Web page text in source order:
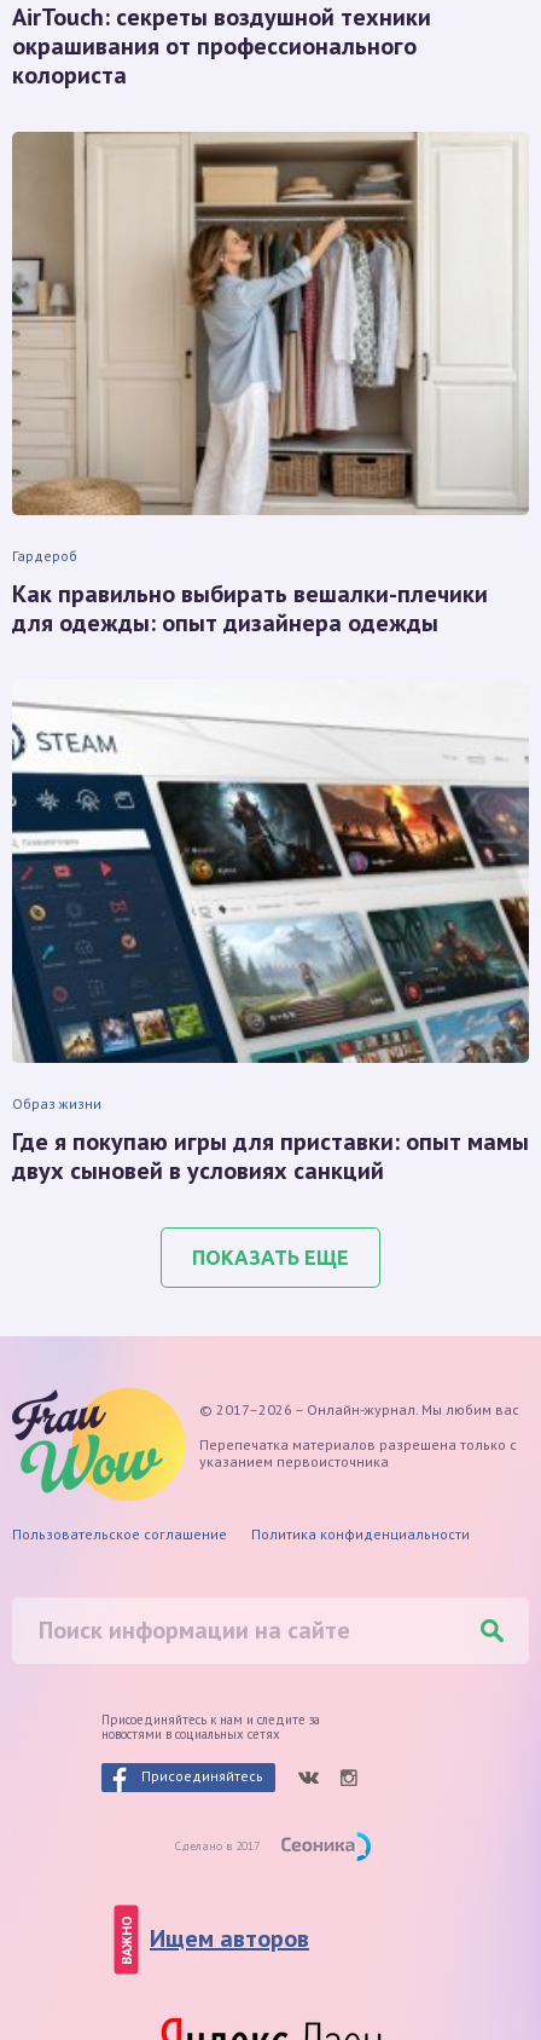
AirTouch: секреты воздушной техники
окрашивания от профессионального
колориста
Гардероб
Как правильно выбирать вешалки-плечики
для одежды: опыт дизайнера одежды
Образ жизни
Где я покупаю игры для приставки: опыт мамы
двух сыновей в условиях санкций
ПОКАЗАТЬ ЕЩЕ
© 2017–2026 – Онлайн-журнал. Мы любим вас
Перепечатка материалов разрешена только с
указанием первоисточника
Пользовательское соглашение Политика конфиденциальности
Присоединяйтесь к нам и следите за
новостями в социальных сетях
Присоединяйтесь
Сделано в 2017
ВАЖНО Ищем авторов